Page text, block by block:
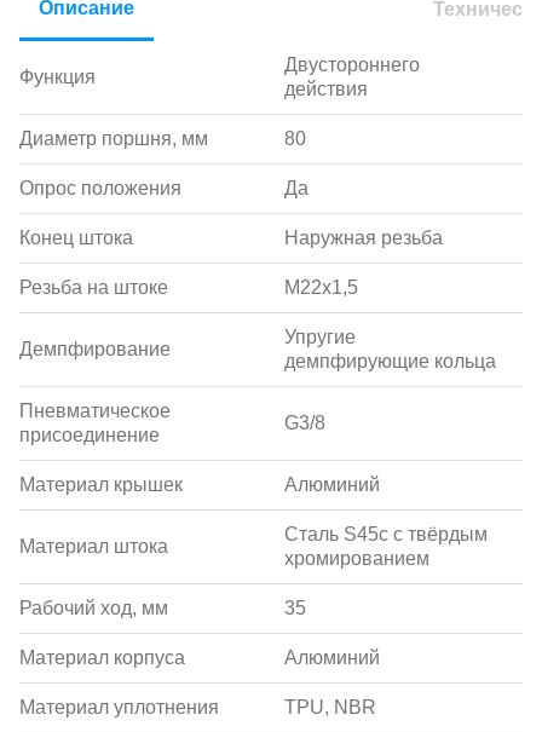
Описание
Функция
Двустороннего
действия
Диаметр поршня, мм 80
Опрос положения Да
Конец штока Наружная резьба
Резьба на штоке M22х1,5
Демпфирование
Упругие
демпфирующие кольца
Пневматическое
присоединение
G3/8
Материал крышек Алюминий
Материал штока
Сталь S45c с твёрдым
хромированием
Рабочий ход, мм 35
Материал корпуса Алюминий
Материал уплотнения TPU, NBR